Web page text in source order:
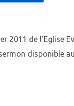
2011 de l’Eglise
disponible